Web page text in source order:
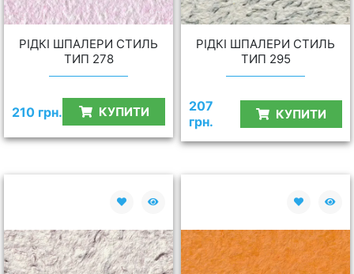
РІДКІ ШПАЛЕРИ СТИЛЬ
ТИП 278
210 грн. КУПИТИ
РІДКІ ШПАЛЕРИ СТИЛЬ
ТИП 295
207
грн.
КУПИТИ